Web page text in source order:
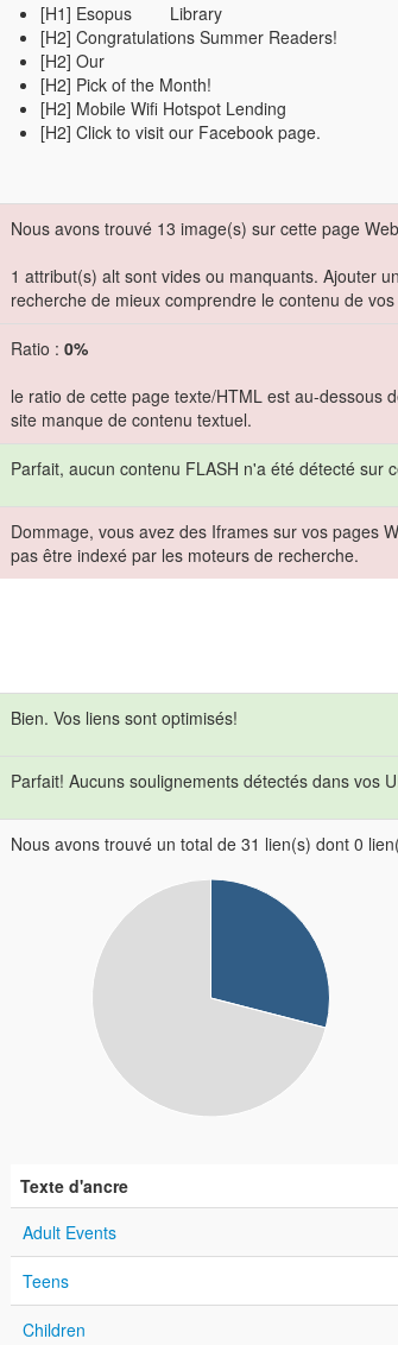
[H1] Esopus Library
[H2] Congratulations Summer Readers!
[H2] Our
[H2] Pick of the Month!
[H2] Mobile Wifi Hotspot Lending
[H2] Click to visit our Facebook page.
Nous avons trouvé 13 image(s) sur cette page
1 attribut(s) alt sont vides ou manquants. Ajouter
recherche de mieux comprendre le contenu de
Ratio : 0%
le ratio de cette page texte/HTML est au-dessous
site manque de contenu textuel.
Parfait, aucun contenu FLASH n'a été détecté sur
Dommage, vous avez des Iframes sur vos pages
pas être indexé par les moteurs de recherche.
Bien. Vos liens sont optimisés!
Parfait! Aucuns soulignements détectés dans vos
Nous avons trouvé un total de 31 lien(s) dont 0
Texte d'ancre
Adult Events
Teens
Children